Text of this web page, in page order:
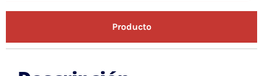
Producto